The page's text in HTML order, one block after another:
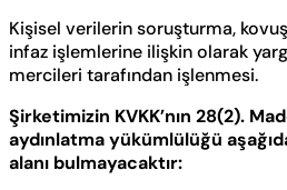
Kişisel verilerin soruşturma,
infaz işlemlerine ilişkin olarak
mercileri tarafından işlenmesi.
Şirketimizin KVKK’nın 28(2).
aydınlatma yükümlülüğü
alanı bulmayacaktır: